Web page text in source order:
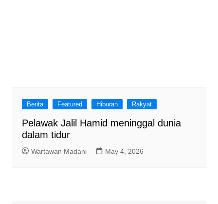
Berita Featured Hiburan Rakyat
Pelawak Jalil Hamid meninggal dunia
dalam tidur
Wartawan Madani May 4, 2026